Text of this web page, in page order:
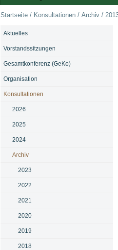
Startseite / Konsultationen / Archiv /
NAVIGATION
Aktuelles
Vorstandssitzungen
Gesamtkonferenz (GeKo)
Organisation
Konsultationen
2026
2025
2024
Archiv
2023
2022
2021
2020
2019
2018